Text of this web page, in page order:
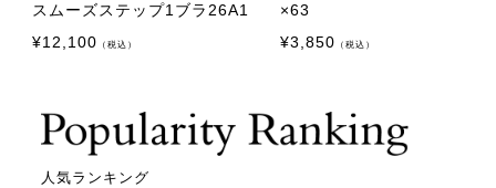
スムーズステップ1ブラ26A1
¥12,100 （税込）
×63
¥3,850 （税込）
人気ランキング